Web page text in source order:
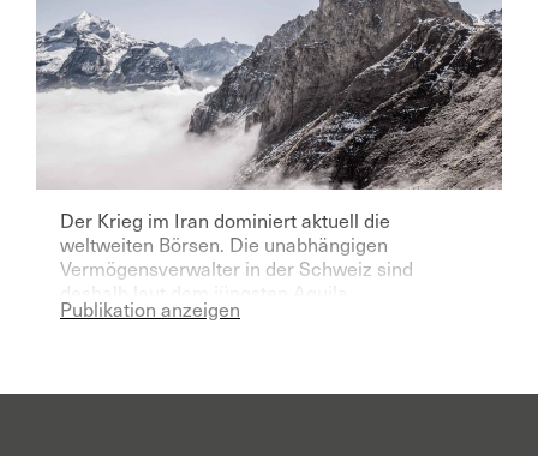
Der Krieg im Iran dominiert aktuell die
weltweiten Börsen. Die unabhängigen
Vermögensverwalter in der Schweiz sind
deshalb laut dem jüngsten Aquila
Vermögensverwalter Index für das laufende
Publikation anzeigen